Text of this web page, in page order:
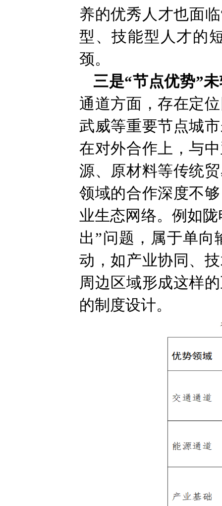
养的优秀人才也面
型、技能型人才的
颈。
三是“节点优势”
通道方面，存在定
武威等重要节点城
在对外合作上，与
源、原材料等传统
领域的合作深度不
业生态网络。例如
出”问题，属于单向
动，如产业协同、
周边区域形成这样
的制度设计。